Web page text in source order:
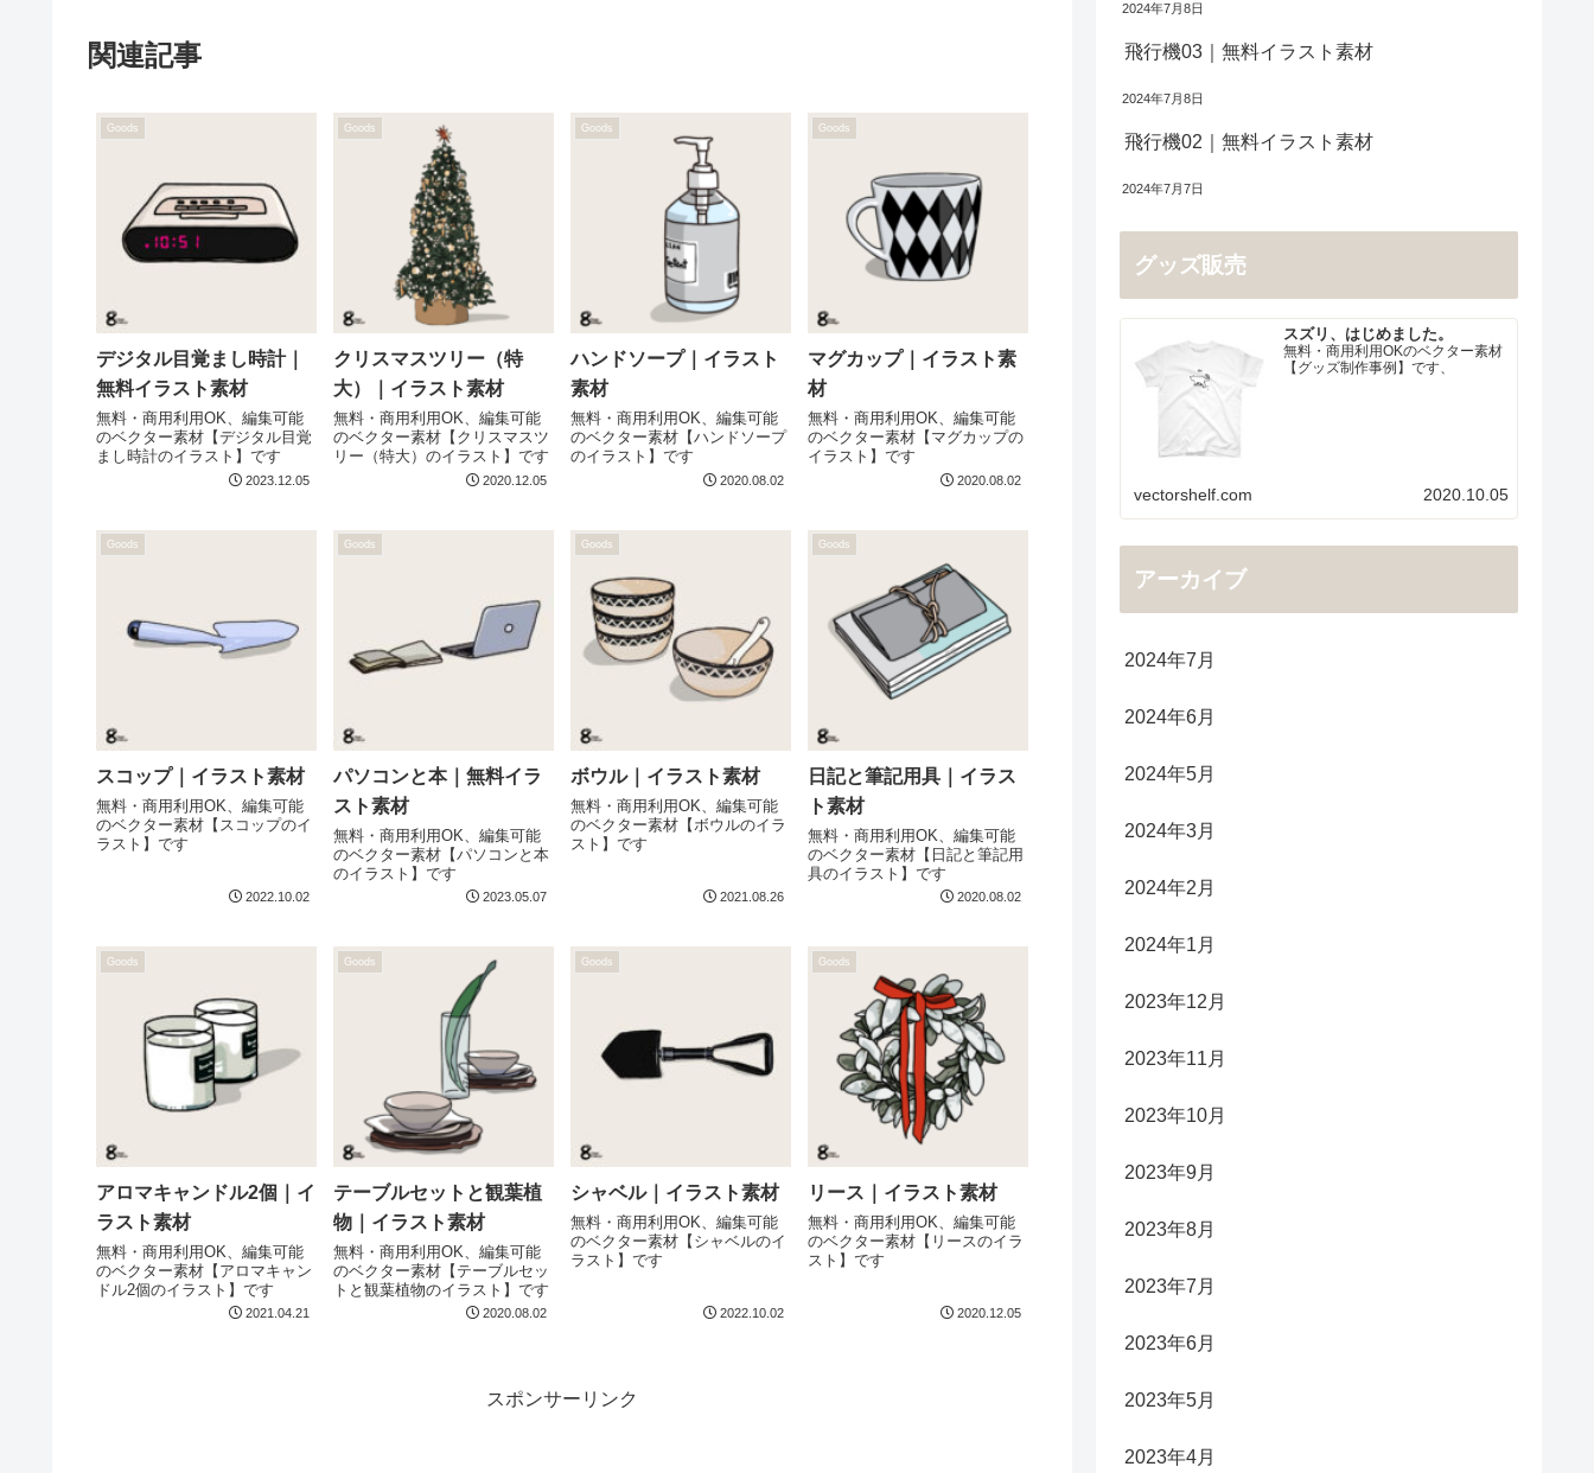
関連記事
Goods
デジタル目覚まし時計｜
無料イラスト素材
無料・商用利用OK、編集可能
のベクター素材【デジタル目覚
まし時計のイラスト】です
2023.12.05
Goods
クリスマスツリー（特
大）｜イラスト素材
無料・商用利用OK、編集可能
のベクター素材【クリスマスツ
リー（特大）のイラスト】です
2020.12.05
Goods
ハンドソープ｜イラスト
素材
無料・商用利用OK、編集可能
のベクター素材【ハンドソープ
のイラスト】です
2020.08.02
Goods
マグカップ｜イラスト素
材
無料・商用利用OK、編集可能
のベクター素材【マグカップの
イラスト】です
2020.08.02
Goods
スコップ｜イラスト素材
無料・商用利用OK、編集可能
のベクター素材【スコップのイ
ラスト】です
2022.10.02
Goods
パソコンと本｜無料イラ
スト素材
無料・商用利用OK、編集可能
のベクター素材【パソコンと本
のイラスト】です
2023.05.07
Goods
ボウル｜イラスト素材
無料・商用利用OK、編集可能
のベクター素材【ボウルのイラ
スト】です
2021.08.26
Goods
日記と筆記用具｜イラス
ト素材
無料・商用利用OK、編集可能
のベクター素材【日記と筆記用
具のイラスト】です
2020.08.02
Goods
アロマキャンドル2個｜イ
ラスト素材
無料・商用利用OK、編集可能
のベクター素材【アロマキャン
ドル2個のイラスト】です
2021.04.21
Goods
テーブルセットと観葉植
物｜イラスト素材
無料・商用利用OK、編集可能
のベクター素材【テーブルセッ
トと観葉植物のイラスト】です
2020.08.02
Goods
シャベル｜イラスト素材
無料・商用利用OK、編集可能
のベクター素材【シャベルのイ
ラスト】です
2022.10.02
Goods
リース｜イラスト素材
無料・商用利用OK、編集可能
のベクター素材【リースのイラ
スト】です
2020.12.05
スポンサーリンク
2024年7月8日
飛行機03｜無料イラスト素材
2024年7月8日
飛行機02｜無料イラスト素材
2024年7月7日
グッズ販売
スズリ、はじめました。
無料・商用利用OKのベクター素材
【グッズ制作事例】です、
vectorshelf.com 2020.10.05
アーカイブ
2024年7月
2024年6月
2024年5月
2024年3月
2024年2月
2024年1月
2023年12月
2023年11月
2023年10月
2023年9月
2023年8月
2023年7月
2023年6月
2023年5月
2023年4月